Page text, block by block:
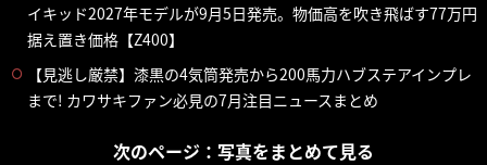
イキッド2027年モデルが9月5日発売。物価高を吹き飛ばす77万円
据え置き価格【Z400】
【見逃し厳禁】漆黒の4気筒発売から200馬力ハブステアインプレ
まで! カワサキファン必見の7月注目ニュースまとめ
次のページ：写真をまとめて見る